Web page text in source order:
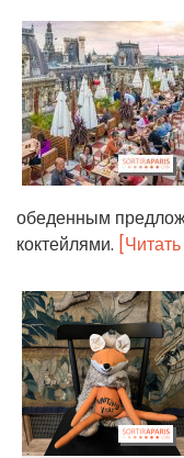
обеденным
коктейлями.